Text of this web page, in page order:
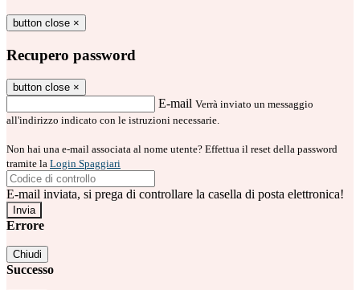
button close ×
Recupero password
button close ×
E-mail Verrà inviato un messaggio
all'indirizzo indicato con le istruzioni necessarie.
Non hai una e-mail associata al nome utente? Effettua il reset della password
tramite la Login Spaggiari
E-mail inviata, si prega di controllare la casella di posta elettronica!
Errore
Chiudi
Successo